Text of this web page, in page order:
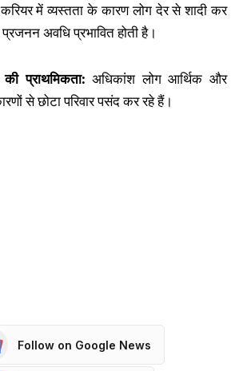
करियर में व्यस्तता के कारण लोग देर से शादी कर
अवधि प्रभावित होती है।
की प्राथमिकता: अधिकांश लोग आर्थिक और
से छोटा परिवार पसंद कर रहे हैं।
Follow on Google News